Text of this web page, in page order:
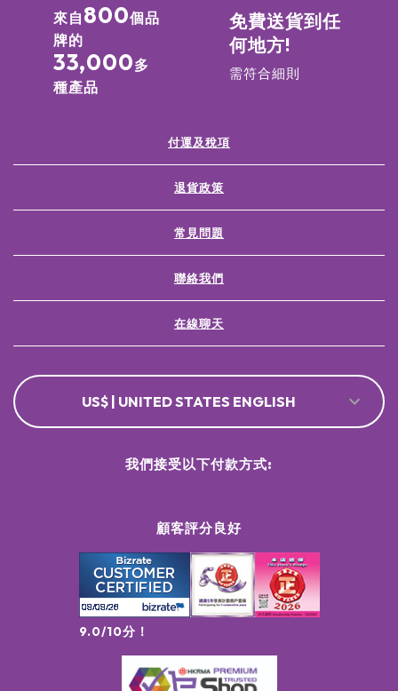
來自 800個品
牌的
33,000多
種產品
免費送貨到任
何地方!
需符合細則
付運及稅項
退貨政策
常見問題
聯絡我們
在線聊天
US$ | UNITED STATES ENGLISH
顧客評分良好
9.0/10分！
我們接受以下付款方式: